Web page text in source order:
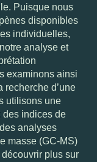
Puisque nous
disponibles
individuelles,
analyse et
examinons ainsi
recherche d’une
utilisons une
des indices de
analyses
masse (GC-MS)
plus sur